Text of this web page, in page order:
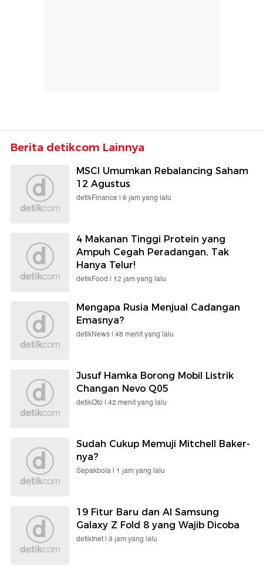
Berita detikcom Lainnya
MSCI Umumkan Rebalancing Saham
12 Agustus
detikFinance | 6 jam yang lalu
4 Makanan Tinggi Protein yang
Ampuh Cegah Peradangan, Tak
Hanya Telur!
detikFood | 12 jam yang lalu
Mengapa Rusia Menjual Cadangan
Emasnya?
detikNews | 48 menit yang lalu
Jusuf Hamka Borong Mobil Listrik
Changan Nevo Q05
detikOto | 42 menit yang lalu
Sudah Cukup Memuji Mitchell Baker-
nya?
Sepakbola | 1 jam yang lalu
19 Fitur Baru dan AI Samsung
Galaxy Z Fold 8 yang Wajib Dicoba
detikInet | 3 jam yang lalu